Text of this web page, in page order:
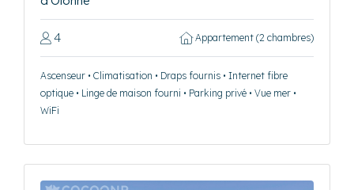
4 Appartement (2 chambres)
Ascenseur • Climatisation • Draps fournis • Internet fibre
optique • Linge de maison fourni • Parking privé • Vue mer •
WiFi